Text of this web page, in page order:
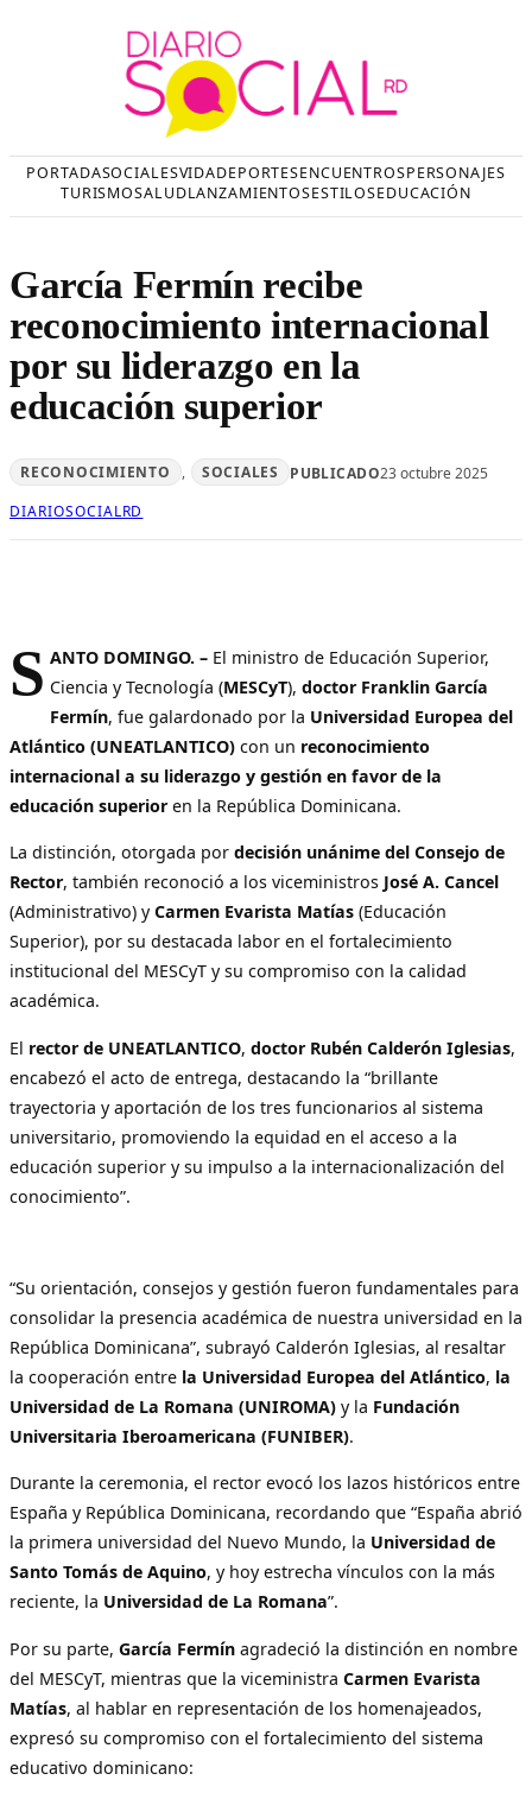
PORTADASOCIALESVIDADEPORTESENCUENTROSPERSONAJES
TURISMOSALUDLANZAMIENTOSESTILOSEDUCACIÓN
García Fermín recibe
reconocimiento internacional
por su liderazgo en la
educación superior
RECONOCIMIENTO , SOCIALES PUBLICADO23 octubre 2025
DIARIOSOCIALRD
S ANTO DOMINGO. – El ministro de Educación Superior,
Ciencia y Tecnología (MESCyT),doctor Franklin García
Fermín, fue galardonado por la Universidad Europea del
Atlántico (UNEATLANTICO) con un reconocimiento
internacional a su liderazgo y gestión en favor de la
educación superioren la República Dominicana.
La distinción, otorgada por decisión unánime del Consejo de
Rector, también reconoció a los viceministros José A. Cancel
(Administrativo) yCarmen Evarista Matías (Educación
Superior), por su destacada labor en el fortalecimiento
institucional del MESCyT y su compromiso con la calidad
académica.
El rector de UNEATLANTICO, doctor Rubén Calderón Iglesias,
encabezó el acto de entrega, destacando la “brillante
trayectoria y aportación de los tres funcionarios al sistema
universitario, promoviendo la equidad en el acceso a la
educación superior y su impulso a la internacionalización del
conocimiento”.
“Su orientación, consejos y gestión fueron fundamentales para
consolidar la presencia académica de nuestra universidad en la
República Dominicana”, subrayó Calderón Iglesias, al resaltar
la cooperación entre la Universidad Europea del Atlántico, la
Universidad de La Romana (UNIROMA) y la Fundación
Universitaria Iberoamericana (FUNIBER).
Durante la ceremonia, el rector evocó los lazos históricos entre
España y República Dominicana, recordando que “España abrió
la primera universidad del Nuevo Mundo, la Universidad de
Santo Tomás de Aquino, y hoy estrecha vínculos con la más
reciente, la Universidad de La Romana”.
Por su parte, García Fermín agradeció la distinción en nombre
del MESCyT, mientras que la viceministra Carmen Evarista
Matías, al hablar en representación de los homenajeados,
expresó su compromiso con el fortalecimiento del sistema
educativo dominicano: